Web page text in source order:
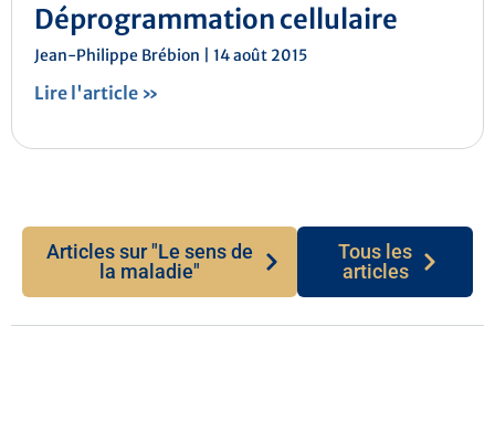
Déprogrammation cellulaire
Jean-Philippe Brébion 14 août 2015
Lire l'article »
Articles sur "Le sens de
la maladie"
Tous les
articles